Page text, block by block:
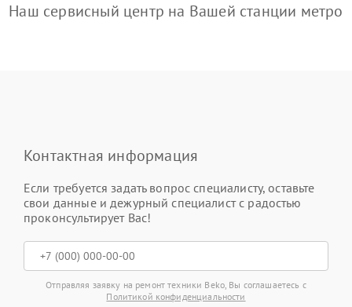
Наш сервисный центр на Вашей станции метро
Контактная информация
Если требуется задать вопрос специалисту, оставьте
свои данные и дежурный специалист с радостью
проконсультирует Вас!
Отправляя заявку на ремонт техники Beko, Вы соглашаетесь с
Политикой конфиденциальности